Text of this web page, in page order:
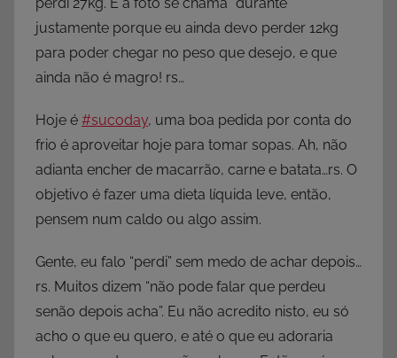
perdi 27kg. E a foto se chama “durante”
justamente porque eu ainda devo perder 12kg
para poder chegar no peso que desejo, e que
ainda não é magro! rs…
Hoje é #sucoday, uma boa pedida por conta do
frio é aproveitar hoje para tomar sopas. Ah, não
adianta encher de macarrão, carne e batata…rs. O
objetivo é fazer uma dieta líquida leve, então,
pensem num caldo ou algo assim.
Gente, eu falo “perdi” sem medo de achar depois…
rs. Muitos dizem “não pode falar que perdeu
senão depois acha”. Eu não acredito nisto, eu só
acho o que eu quero, e até o que eu adoraria